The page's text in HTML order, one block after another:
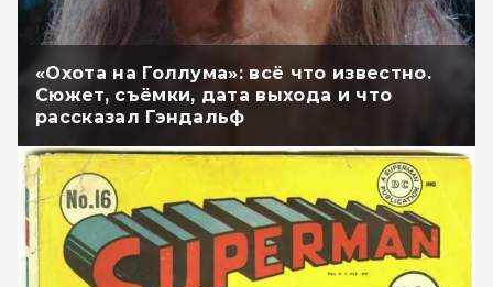
«Охота на Голлума»: всё что известно.
Сюжет, съёмки, дата выхода и что
рассказал Гэндальф